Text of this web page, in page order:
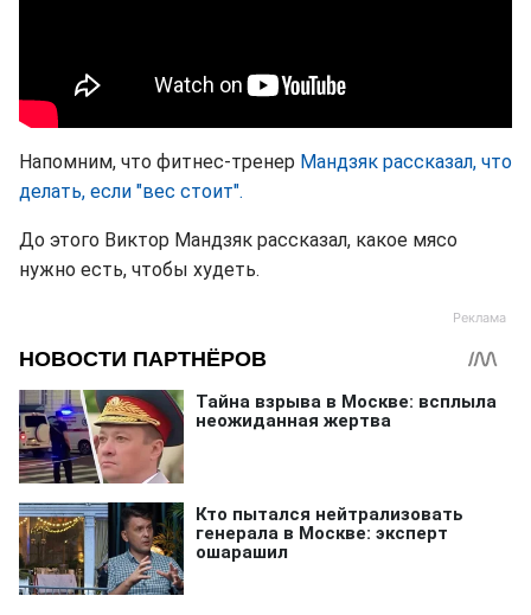
Напомним, что фитнес-тренер Мандзяк рассказал, что
делать, если "вес стоит".
До этого Виктор Мандзяк рассказал, какое мясо
нужно есть, чтобы худеть.